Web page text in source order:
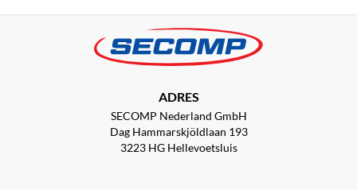
ADRES
SECOMP Nederland GmbH
Dag Hammarskjöldlaan 193
3223 HG Hellevoetsluis